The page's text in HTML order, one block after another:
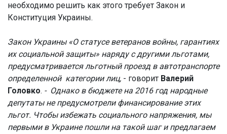
необходимо решить как этого требует Закон и
Конституция Украины.
Закон Украины «О статусе ветеранов войны, гарантиях
их социальной защиты» наряду с другими льготами,
предусматривается льготный проезд в автотранспорте
определенной категории лиц, - говорит Валерий
Головко. - Однако в бюджете на 2016 год народные
депутаты не предусмотрели финансирование этих
льгот. Чтобы избежать социального напряжения, мы
первыми в Украине пошли на такой шаг и предлагаем